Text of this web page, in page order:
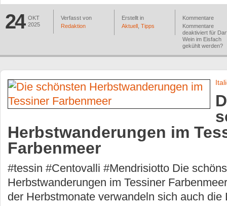
24 OKT
2025
Verfasst von
Redaktion
Erstellt in
Aktuell Tipps
Kommentare
Kommentare
deaktiviert für
Wein im Eisfach
gekühlt werden?
Herbstwanderungen im
Farbenmeer
#tessin #Centovalli #Mendrisiotto Die
Herbstwanderungen im Tessiner
der Herbstmonate verwandeln sich auch die